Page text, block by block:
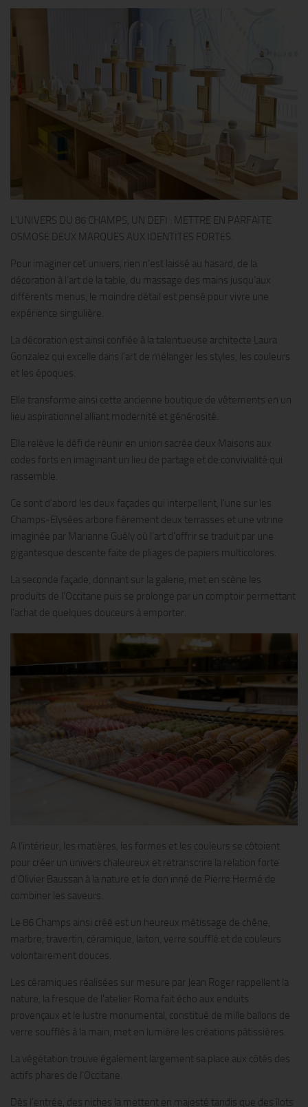
L’UNIVERS DU 86 CHAMPS, UN DEFI : METTRE EN PARFAITE
OSMOSE DEUX MARQUES AUX IDENTITES FORTES.
Pour imaginer cet univers, rien n’est laissé au hasard, de la
décoration à l’art de la table, du massage des mains jusqu’aux
différents menus, le moindre détail est pensé pour vivre une
expérience singulière.
La décoration est ainsi confiée à la talentueuse architecte Laura
Gonzalez qui excelle dans l’art de mélanger les styles, les couleurs
et les époques.
Elle transforme ainsi cette ancienne boutique de vêtements en un
lieu aspirationnel alliant modernité et générosité.
Elle relève le défi de réunir en union sacrée deux Maisons aux
codes forts en imaginant un lieu de partage et de convivialité qui
rassemble.
Ce sont d’abord les deux façades qui interpellent, l’une sur les
Champs-Elysées arbore fièrement deux terrasses et une vitrine
imaginée par Marianne Guély où l’art d’offrir se traduit par une
gigantesque descente faite de pliages de papiers multicolores.
La seconde façade, donnant sur la galerie, met en scène les
produits de l’Occitane puis se prolonge par un comptoir permettant
l’achat de quelques douceurs à emporter.
A l’intérieur, les matières, les formes et les couleurs se côtoient
pour créer un univers chaleureux et retranscrire la relation forte
d’Olivier Baussan à la nature et le don inné de Pierre Hermé de
combiner les saveurs.
Le 86 Champs ainsi créé est un heureux métissage de chêne,
marbre, travertin, céramique, laiton, verre soufflé et de couleurs
volontairement douces.
Les céramiques réalisées sur mesure par Jean Roger rappellent la
nature, la fresque de l’atelier Roma fait écho aux enduits
provençaux et le lustre monumental, constitué de mille ballons de
verre soufflés à la main, met en lumière les créations pâtissières.
La végétation trouve également largement sa place aux côtés des
actifs phares de l’Occitane.
Dès l’entrée, des niches la mettent en majesté tandis que des îlots